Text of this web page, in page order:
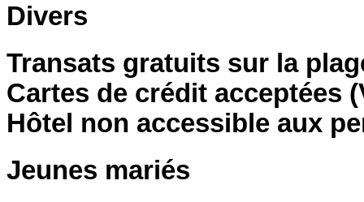
Divers
Transats gratuits sur la
Cartes de crédit acceptées
Hôtel non accessible aux
Jeunes mariés